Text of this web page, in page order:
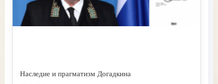
Наследие и прагматизм Догадкина